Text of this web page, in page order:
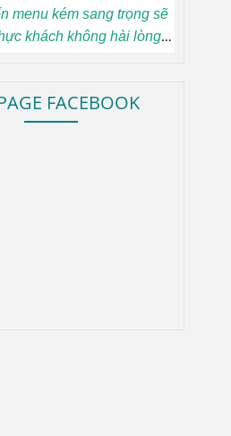
menu kém sang trọng sẽ
khách không hài lòng
sang trọng, tinh tế nhưng
phần đẹp mắt này đi.
FACEBOOK